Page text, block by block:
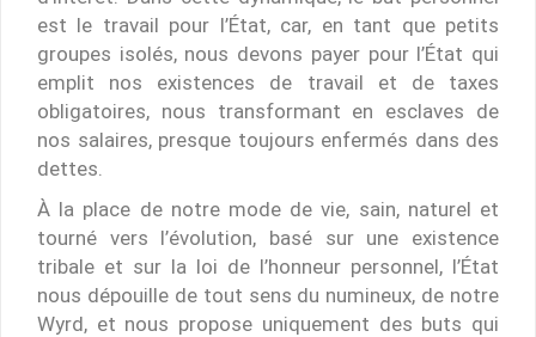
est le travail pour l’État, car, en tant que petits
groupes isolés, nous devons payer pour l’État qui
emplit nos existences de travail et de taxes
obligatoires, nous transformant en esclaves de
nos salaires, presque toujours enfermés dans des
dettes.
À la place de notre mode de vie, sain, naturel et
tourné vers l’évolution, basé sur une existence
tribale et sur la loi de l’honneur personnel, l’État
nous dépouille de tout sens du numineux, de notre
Wyrd, et nous propose uniquement des buts qui